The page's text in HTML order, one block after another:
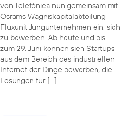
von Telefónica nun gemeinsam mit
Osrams Wagniskapitalabteilung
Fluxunit Jungunternehmen ein, sich
zu bewerben. Ab heute und bis
zum 29. Juni können sich Startups
aus dem Bereich des industriellen
Internet der Dinge bewerben, die
Lösungen für […]